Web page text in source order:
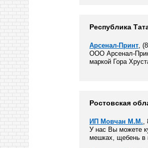
Республика
Арсенал-Принт,
ООО Арсенал-
маркой Гора
Ростовская
ИП Мовчан М.М.,
У нас Вы можете
мешках, щебень в